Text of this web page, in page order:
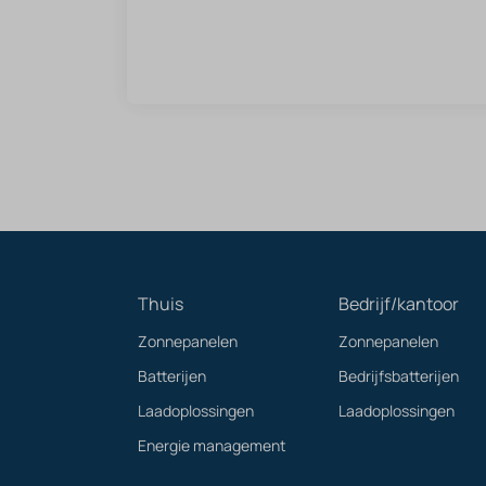
Thuis
Zonnepanelen
Batterijen
Laadoplossingen
Energie management
Bedrijf/kantoor
Zonnepanelen
Bedrijfsbatterijen
Laadoplossingen